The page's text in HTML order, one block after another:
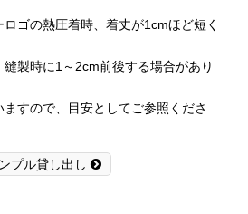
ゴの熱圧着時、着丈が1cmほど短く
製時に1～2cm前後する場合があり
すので、目安としてご参照くださ
プル貸し出し